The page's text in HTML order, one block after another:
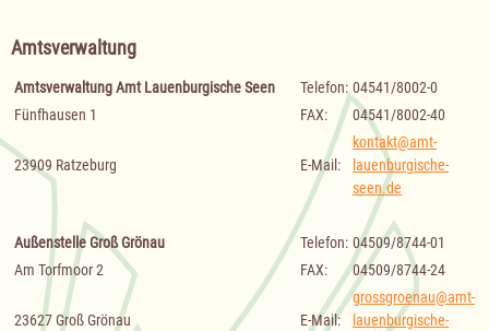
Amtsverwaltung
Amtsverwaltung Amt Lauenburgische Seen Telefon: 04541/8002-0
Fünfhausen 1
FAX: 04541/8002-40
23909 Ratzeburg E-Mail:
kontakt@amt-
lauenburgische-
seen.de
Außenstelle Groß Grönau Telefon: 04509/8744-01
Am Torfmoor 2
FAX: 04509/8744-24
23627 Groß Grönau E-Mail:
grossgroenau@amt-
lauenburgische-